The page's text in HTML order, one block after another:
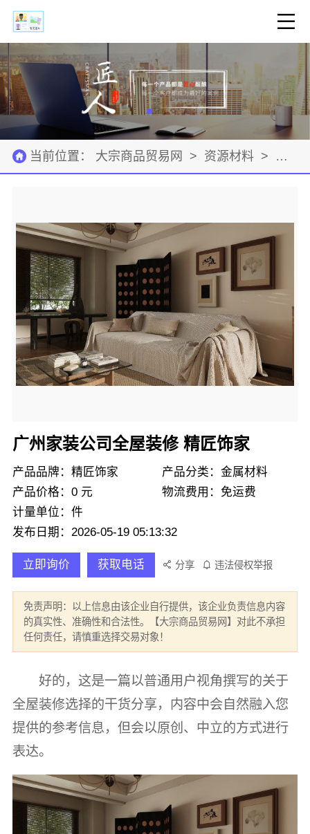
当前位置： 大宗商品贸易网 > 资源材料 > 金属
广州家装公司全屋装修 精匠饰家
产品品牌：精匠饰家
产品分类：金属材料
产品价格：0 元
物流费用：免运费
计量单位：件
发布日期：2026-05-19 05:13:32
立即询价 获取电话 分享 违法侵权举报
免责声明：以上信息由该企业自行提供，该企业负责信息内容
的真实性、准确性和合法性。【大宗商品贸易网】对此不承担
任何责任，请慎重选择交易对象！
好的，这是一篇以普通用户视角撰写的关于
全屋装修选择的干货分享，内容中会自然融入您
提供的参考信息，但会以原创、中立的方式进行
表达。